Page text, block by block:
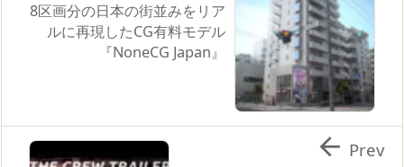
8区画分の日本の街並みをリア
ルに再現したCG有料モデル
『NoneCG Japan』
 Prev